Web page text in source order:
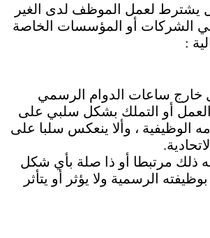
يشترط لعمل الموظف لدى الغير
الشركات أو المؤسسات الخاصة
:
خارج ساعات الدوام الرسمي
العمل أو التملك بشكل سلبي على
الوظيفية ، وألا ينعكس سلبا على
ذلك مرتبطا أو ذا صلة بأي شكل
الرسمية ولا يؤثر أو يتأثر